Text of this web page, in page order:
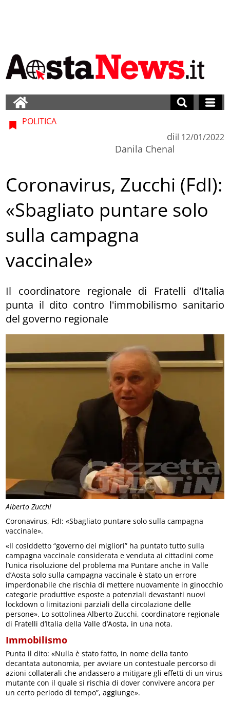
Alberto Zucchi
POLITICA
di
Danila Chenal
il 12/01/2022
Coronavirus, Zucchi (FdI):
«Sbagliato puntare solo
sulla campagna
vaccinale»
Il coordinatore regionale di Fratelli d'Italia
punta il dito contro l'immobilismo sanitario
del governo regionale
Coronavirus, FdI: «Sbagliato puntare solo sulla campagna
vaccinale».
«Il cosiddetto “governo dei migliori” ha puntato tutto sulla
campagna vaccinale considerata e venduta ai cittadini come
l’unica risoluzione del problema ma Puntare anche in Valle
d’Aosta solo sulla campagna vaccinale è stato un errore
imperdonabile che rischia di mettere nuovamente in ginocchio
categorie produttive esposte a potenziali devastanti nuovi
lockdown o limitazioni parziali della circolazione delle
persone». Lo sottolinea Alberto Zucchi, coordinatore regionale
di Fratelli d’Italia della Valle d’Aosta, in una nota.
Immobilismo
Punta il dito: «Nulla è stato fatto, in nome della tanto
decantata autonomia, per avviare un contestuale percorso di
azioni collaterali che andassero a mitigare gli effetti di un virus
mutante con il quale si rischia di dover convivere ancora per
un certo periodo di tempo”, aggiunge».